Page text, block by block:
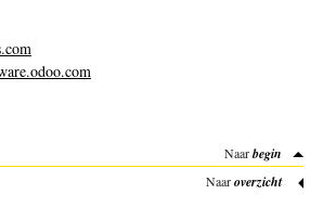
Naarbegin
Naaroverzicht